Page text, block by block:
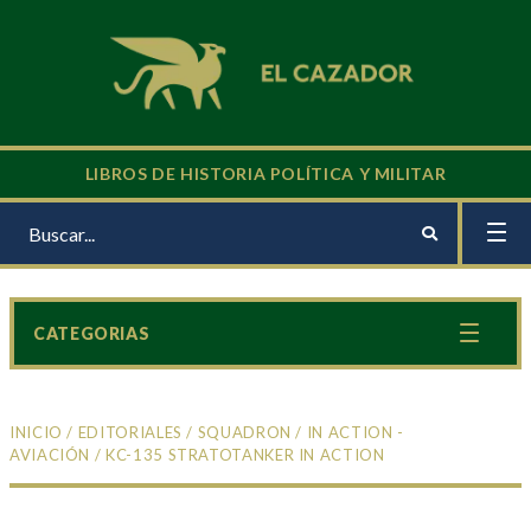
LIBROS DE HISTORIA POLÍTICA Y MILITAR
INICIO / EDITORIALES / SQUADRON / IN ACTION -
AVIACIÓN / KC-135 STRATOTANKER IN ACTION
CATEGORIAS